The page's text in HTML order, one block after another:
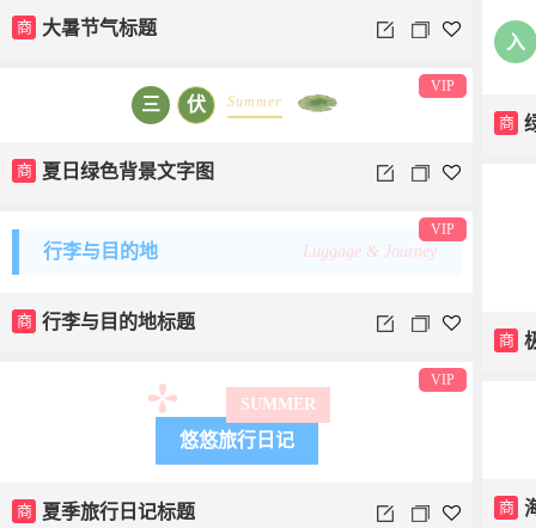
商 大暑节气标题
入
商
三 伏 Summer
商 夏日绿色背景文字图
VIP
商
行李与目的地 Luggage & Journey
商 行李与目的地标题
VIP
SUMMER
悠悠旅行日记
商 夏季旅行日记标题
VIP
商